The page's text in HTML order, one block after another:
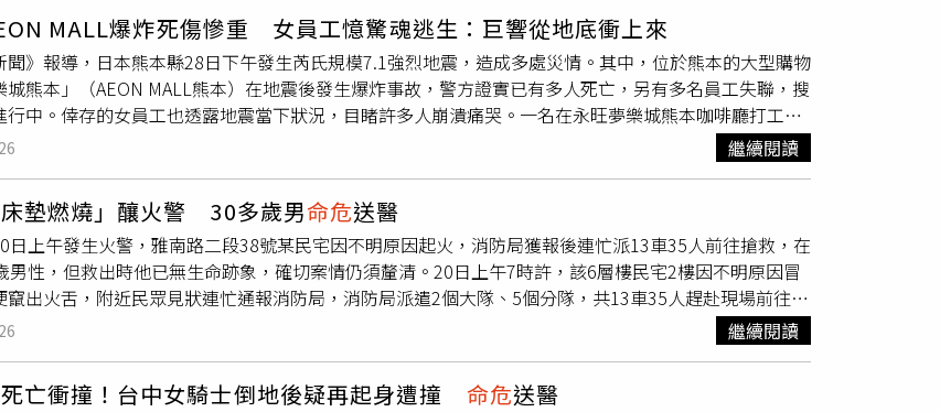
廚房，才發現兒子倒臥在地，癲癇發作已停止，但意識仍相當模糊，說話也十分困難。家屬立即將青
診所急救，隨後轉送至蘇丹阿都哈林醫院（HSAH）加護病房治療。醫師診斷後確認，其臉部及胸口遭
為減輕劇烈疼痛並利於治療，醫療團隊以藥物讓他進入誘導昏迷狀態，目前仍未確定何時能夠清醒。據
是家中4名兄弟姊妹中的長子，自出生第3天便被診斷患有癲癇症，平均每月會發作4至5次。由於健康
未能穩定就業，平時多留在家中陪伴43歲母親，並主動分擔家務，家人都形容他個性懂事、孝順。這
外不僅讓青年生命受到威脅，也讓原本並不寬裕的家庭背負沉重醫療支出。家屬目前已透過募款方式，
費，盼外界伸出援手，協助青年度過難關，早日恢復健康。
MALL爆炸死傷慘重 女員工憶驚魂逃生：巨響從地底衝上來
聞》報導，日本熊本縣28日下午發生芮氏規模7.1強烈地震，造成多處災情。其中，位於熊本的大型購物
城熊本」（AEON MALL熊本）在地震後發生爆炸事故，警方證實已有多人死亡，另有多名員工失聯，搜
行中。倖存的女員工也透露地震當下狀況，目睹許多人崩潰痛哭。一名在永旺夢樂城熊本咖啡廳打工的
日媒訪問，回憶地震發生當下，當時她正在店內洗碗，突然感受到劇烈左右搖晃，店內員工立即引導顧
所有人隨後前往停車場避難，並在現場等待約20分鐘。女大生表示，避難期間，不少顧客情緒潰堤，甚
示這場地震讓人想起10年前熊本地震的慘痛記憶。約在地震發生30分鐘後，商場發布通知，宣布永旺夢
營業，員工與顧客隨即陸續離開現場。她說，自己坐進車內準備駕車離開時，突然聽見一聲巨大轟
烈衝擊，彷彿聲音從地底竄出。抬頭一看，只見大片白煙從購物中心方向迅速升起，並朝停車場擴散而
，她見狀立刻踩下油門離開現場，途中還看見有人以手帕摀住口鼻逃生。回想當時情景，她坦言至今仍
的沒想到會發生這種事，如果當時還留在建築物裡，後果真的不敢想像。」報導指出，商場建築倒塌後
知至少2死1
，仍有20至30名商場員工下落不明，相關單位持續確認人員狀況。日本防衛大臣小泉
府已派遣超過1000名陸上自衛隊第8師團官兵投入災區，協助搜救及救援工作，全力搶救受困民眾，並
新情況。
繼續閱讀
墊燃燒」釀火警 30多歲男命危送醫
日上午發生火警，雅南路二段38號某民宅因不明原因起火，消防局獲報後連忙派13車35人前往搶救，在
男性，但救出時他已無生命跡象，確切案情仍須釐清。20日上午7時許，該6層樓民宅2樓因不明原因冒
竄出火舌，附近民眾見狀連忙通報消防局，消防局派遣2個大隊、5個分隊，共13車35人趕赴現場前往搶
午7時50分撲滅火勢，並在房內找到30多歲男性，但他當下已失去生命跡象，被緊急送往亞東醫院搶
繼續閱讀
亡衝撞！台中女騎士倒地後疑再起身遭撞 命危送醫